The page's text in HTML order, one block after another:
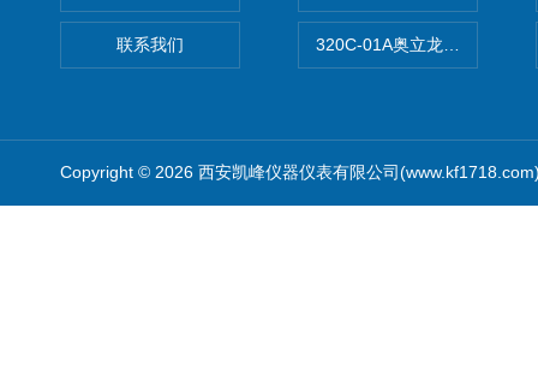
联系我们 320C-01A奥立龙实验室便携
Copyright © 2026 西安凯峰仪器仪表有限公司